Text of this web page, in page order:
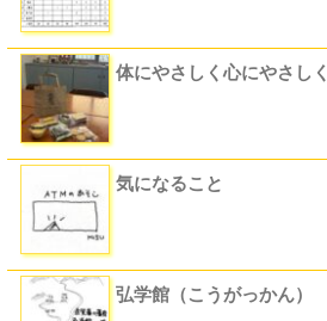
体にやさしく心にやさしく
気になること
弘学館（こうがっかん）